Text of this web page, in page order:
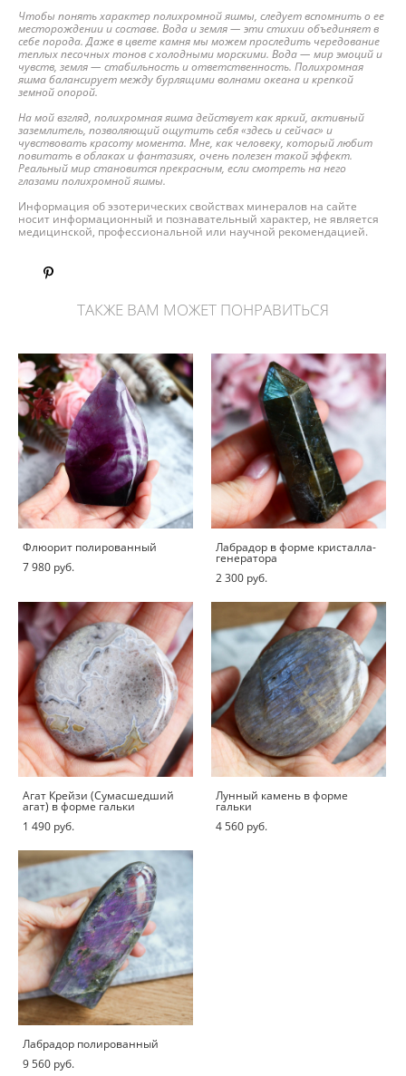
Чтобы понять характер полихромной яшмы, следует вспомнить о ее
месторождении и составе. Вода и земля — эти стихии объединяет в
себе порода. Даже в цвете камня мы можем проследить чередование
теплых песочных тонов с холодными морскими. Вода — мир эмоций и
чувств, земля — стабильность и ответственность. Полихромная
яшма балансирует между бурлящими волнами океана и крепкой
земной опорой.
На мой взгляд, полихромная яшма действует как яркий, активный
заземлитель, позволяющий ощутить себя «здесь и сейчас» и
чувствовать красоту момента. Мне, как человеку, который любит
повитать в облаках и фантазиях, очень полезен такой эффект.
Реальный мир становится прекрасным, если смотреть на него
глазами полихромной яшмы.
Информация об эзотерических свойствах минералов на сайте
носит информационный и познавательный характер, не является
медицинской, профессиональной или научной рекомендацией.
ТАКЖЕ ВАМ МОЖЕТ ПОНРАВИТЬСЯ
Флюорит полированный
7 980 pуб.
Лабрадор в форме кристалла-
генератора
2 300 pуб.
Агат Крейзи (Сумасшедший
агат) в форме гальки
1 490 pуб.
Лунный камень в форме
гальки
4 560 pуб.
Лабрадор полированный
9 560 pуб.